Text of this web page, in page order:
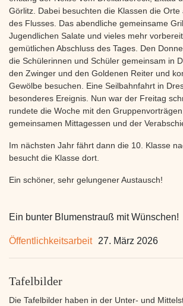
Görlitz. Dabei besuchten die Klassen die Orte
des Flusses. Das abendliche gemeinsame
Jugendlichen Salate und vieles mehr
gemütlichen Abschluss des Tages. Den
die Schülerinnen und Schüler gemeinsam in
den Zwinger und den Goldenen Reiter und
Gewölbe besuchen. Eine Seilbahnfahrt in
besonderes Ereignis. Nun war der Freitag
rundete die Woche mit den
gemeinsamen Mittagessen und der
Im nächsten Jahr fährt dann die 10. Klasse
besucht die Klasse dort.
Ein schöner, sehr gelungener Austausch!
Ein bunter Blumenstrauß mit Wünschen!
Öffentlichkeitsarbeit 27. März 2026
Tafelbilder
Die Tafelbilder haben in der Unter- und